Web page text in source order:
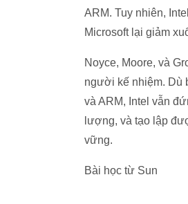
ARM. Tuy nhiên,
Microsoft lại giảm
Noyce, Moore, và
người kế nhiệm. Dù
và ARM, Intel vẫn
lượng, và tạo lập
vững.
Bài học từ Sun